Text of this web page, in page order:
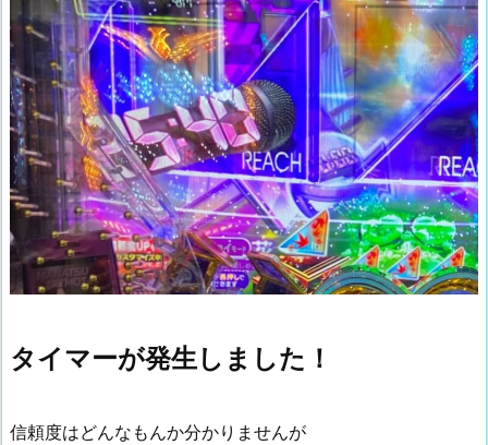
タイマーが発生しました！
信頼度はどんなもんか分かりませんが